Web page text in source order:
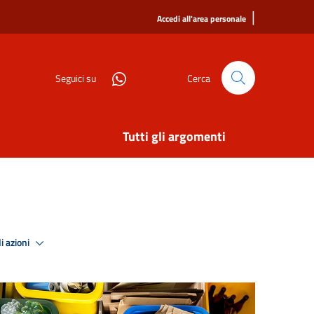
Accedi all'area personale |
Seguici su Cerca
Tutti gli argomenti
azioni